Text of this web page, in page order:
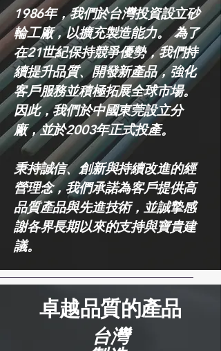
1986年，我們於台灣投資設立砂
輪工廠，以擴充製造能力。 為了
在21世紀保持競爭優勢，我們持
續提升品質、開發新產品，強化
客戶服務並積極拓展全球市場。
因此，我們於中國東莞設立分
廠，並於2003年正式投產。
秉持誠信、創新與持續改進的經
營理念，我們承諾為客戶提供高
品質產品與先進技術，並誠摯感
謝各界長期以來的支持與寶貴建
議。
卓越品質的產品
台灣